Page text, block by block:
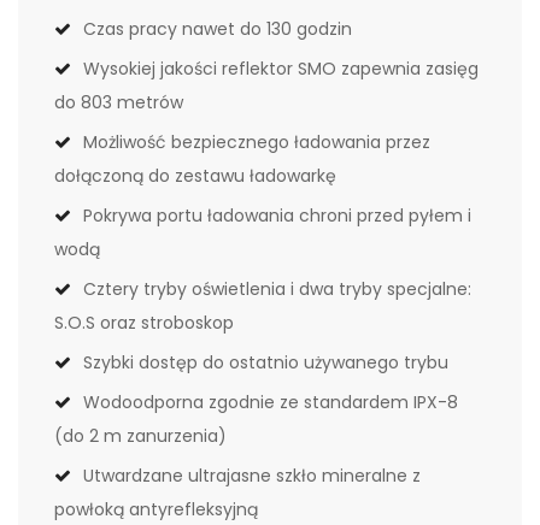
Czas pracy nawet do 130 godzin
Wysokiej jakości reflektor SMO zapewnia zasięg
do 803 metrów
Możliwość bezpiecznego ładowania przez
dołączoną do zestawu ładowarkę
Pokrywa portu ładowania chroni przed pyłem i
wodą
Cztery tryby oświetlenia i dwa tryby specjalne:
S.O.S oraz stroboskop
Szybki dostęp do ostatnio używanego trybu
Wodoodporna zgodnie ze standardem IPX-8
(do 2 m zanurzenia)
Utwardzane ultrajasne szkło mineralne z
powłoką antyrefleksyjną